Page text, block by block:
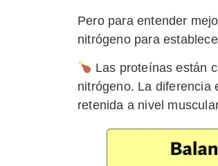
Pero para entender
nitrógeno para
Las proteínas están
nitrógeno. La diferencia
retenida a nivel